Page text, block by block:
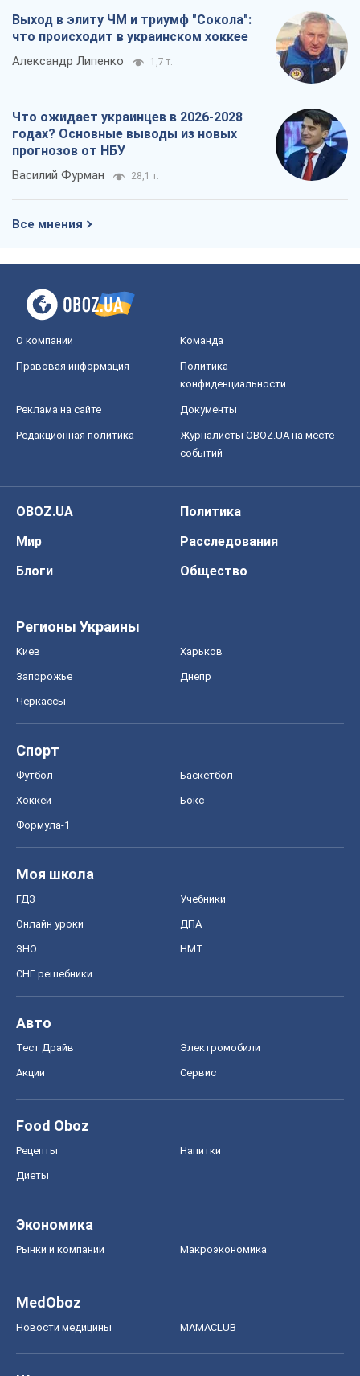
Выход в элиту ЧМ и триумф "Сокола":
что происходит в украинском хоккее
Александр Липенко 1,7 т.
Что ожидает украинцев в 2026-2028
годах? Основные выводы из новых
прогнозов от НБУ
Василий Фурман 28,1 т.
Все мнения
О компании Команда
Правовая информация
Политика
конфиденциальности
Реклама на сайте Документы
Редакционная политика
Журналисты OBOZ.UA на месте
событий
OBOZ.UA
Политика
Мир
Расследования
Блоги
Общество
Регионы Украины
Киев Харьков
Запорожье Днепр
Черкассы
Спорт
Футбол Баскетбол
Хоккей Бокс
Формула-1
Моя школа
ГДЗ Учебники
Онлайн уроки ДПА
ЗНО НМТ
СНГ решебники
Авто
Тест Драйв Электромобили
Акции Сервис
Food Oboz
Рецепты Напитки
Диеты
Экономика
Рынки и компании Mакроэкономика
MedOboz
Новости медицины MAMACLUB